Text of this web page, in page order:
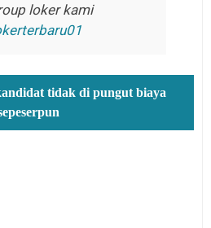
loker kami
tidak di pungut biaya